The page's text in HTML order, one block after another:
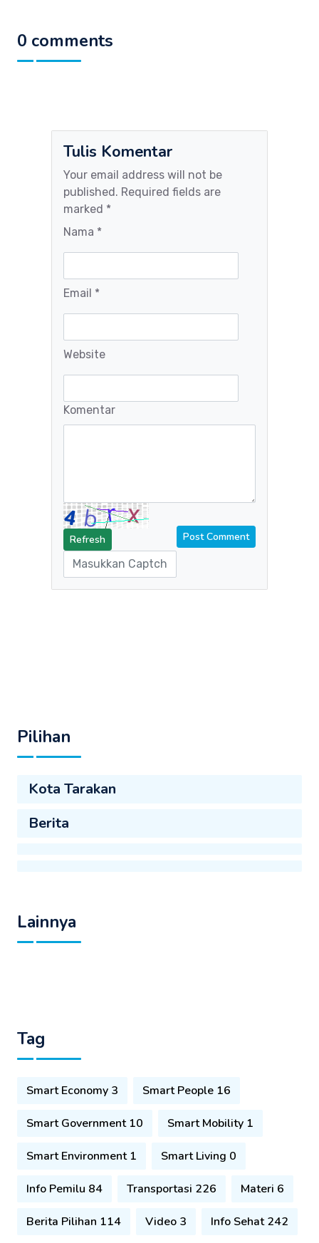
0 comments
Tulis Komentar
Your email address will not be
published. Required fields are
marked *
Nama *
Email *
Website
Komentar
Refresh
Pilihan
Kota Tarakan
Berita
Lainnya
Tag
Smart Economy 3 Smart People 16
Smart Government 10 Smart Mobility 1
Smart Environment 1 Smart Living 0
Info Pemilu 84 Transportasi 226 Materi 6
Berita Pilihan 114 Video 3 Info Sehat 242